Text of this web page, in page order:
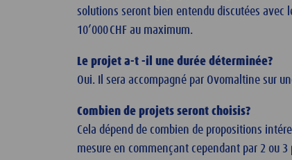
solutions seront bien entendu discutées avec
10’000 CHF au maximum.
Le projet a-t -il une durée déterminée?
Oui. Il sera accompagné par Ovomaltine sur
Combien de projets seront choisis?
Cela dépend de combien de propositions
mesure en commençant cependant par 2 ou 3